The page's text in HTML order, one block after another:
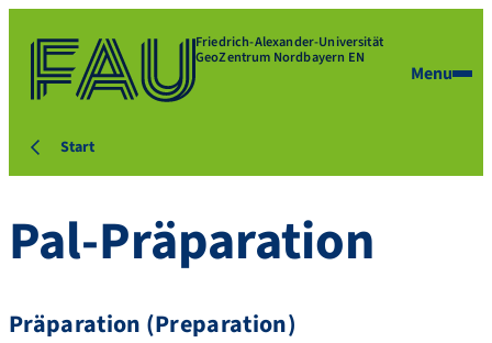
Friedrich-Alexander-Universität
GeoZentrum Nordbayern EN
Menu
Start
Pal-Präparation
Präparation (Preparation)